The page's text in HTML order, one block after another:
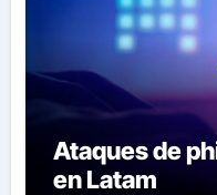
Ataques de
en Latam